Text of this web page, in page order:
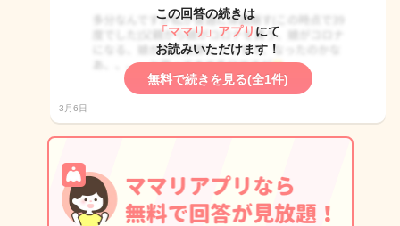
この回答の続きは
「ママリ」アプリ にて
お読みいただけます！
無料で続きを見る(全1件)
3月6日